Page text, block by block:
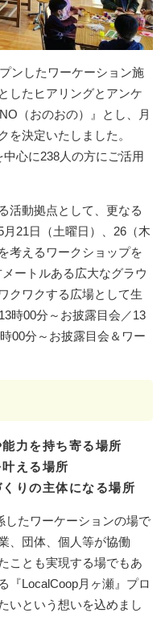
ンしたワーケーション施
したヒアリングとアンケ
（おのおの）』とし、月
を決定いたしました。
心に238人の方にご活用
活動拠点として、更なる
21日（土曜日）、26（木
考えるワークショップを
ートルある広大なグラウ
クワクする広場として生
時00分～お披露目会／13
00分～お披露目会＆ワー
力を持ち寄る場所
える場所
りの主体になる場所
したワーケーションの場で
、団体、個人等が協働
ことも実現する場でもあ
『LocalCoop月ヶ瀬』プロ
いという想いを込めまし